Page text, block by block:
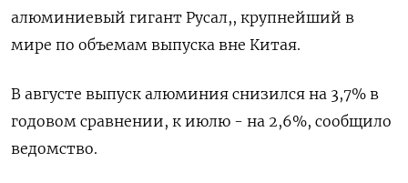
алюминиевый гигант Русал,, крупнейший в
мире по объемам выпуска вне Китая.
В августе выпуск алюминия снизился на 3,7% в
годовом сравнении, к июлю - на 2,6%, сообщило
ведомство.